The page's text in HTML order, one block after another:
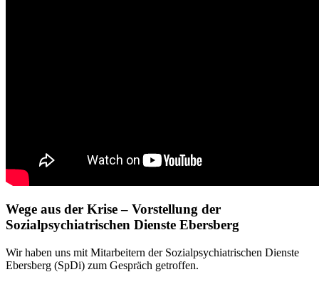
Wege aus der Krise – Vorstellung der
Sozialpsychiatrischen Dienste Ebersberg
Wir haben uns mit Mitarbeitern der Sozialpsychiatrischen Dienste
Ebersberg (SpDi) zum Gespräch getroffen.